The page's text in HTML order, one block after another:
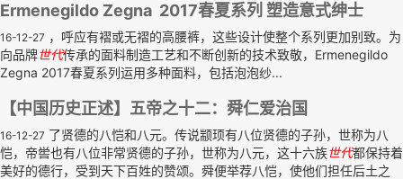
Ermenegildo Zegna 2017春夏系列 塑造意式绅士
16-12-27 ，呼应有褶或无褶的高腰裤，这些设计使整个系列更加别致。为
向品牌世代传承的面料制造工艺和不断创新的技术致敬，Ermenegildo
Zegna 2017春夏系列运用多种面料，包括泡泡纱...
【中国历史正述】五帝之十二：舜仁爱治国
16-12-27 了贤德的八恺和八元。传说颛顼有八位贤德的子孙，世称为八
恺，帝喾也有八位非常贤德的子孙，世称为八元，这十六族世代都保持着
美好的德行，受到天下百姓的赞颂。舜便举荐八恺，使他们担任后土之